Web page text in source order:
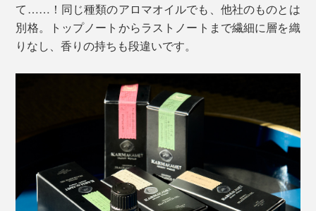
若草を刈り取った時のような清々しさに包まれる「バン
ブー」。甘さは控えめ、少しエスニックな趣もある、初
めて出会う香りです。
ユニセックスなモダンさが、インテリアバイヤーや香り
て……！同じ種類のアロマオイルでも、他社のものとは
別格。トップノートからラストノートまで繊細に層を織
りなし、香りの持ちも段違いです。